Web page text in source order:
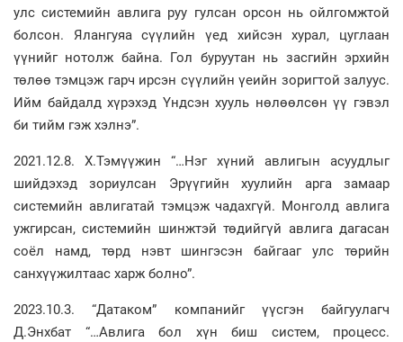
улс системийн авлига руу гулсан орсон нь ойлгомжтой
болсон. Ялангуяа сүүлийн үед хийсэн хурал, цуглаан
үүнийг нотолж байна. Гол буруутан нь засгийн эрхийн
төлөө тэмцэж гарч ирсэн сүүлийн үеийн зоригтой залуус.
Ийм байдалд хүрэхэд Үндсэн хууль нөлөөлсөн үү гэвэл
би тийм гэж хэлнэ”.
2021.12.8. Х.Тэмүүжин “…Нэг хүний авлигын асуудлыг
шийдэхэд зориулсан Эрүүгийн хуулийн арга замаар
системийн авлигатай тэмцэж чадахгүй. Монголд авлига
ужгирсан, системийн шинжтэй төдийгүй авлига дагасан
соёл намд, төрд нэвт шингэсэн байгааг улс төрийн
санхүүжилтаас харж болно”.
2023.10.3. “Датаком” компанийг үүсгэн байгуулагч
Д.Энхбат “…Авлига бол хүн биш систем, процесс.